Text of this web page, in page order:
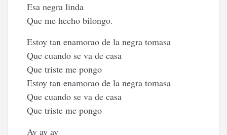
Esa negra linda
Que me hecho bilongo.
Estoy tan enamorao de la negra tomasa
Que cuando se va de casa
Que triste me pongo
Estoy tan enamorao de la negra tomasa
Que cuando se va de casa
Que triste me pongo
Ay ay ay